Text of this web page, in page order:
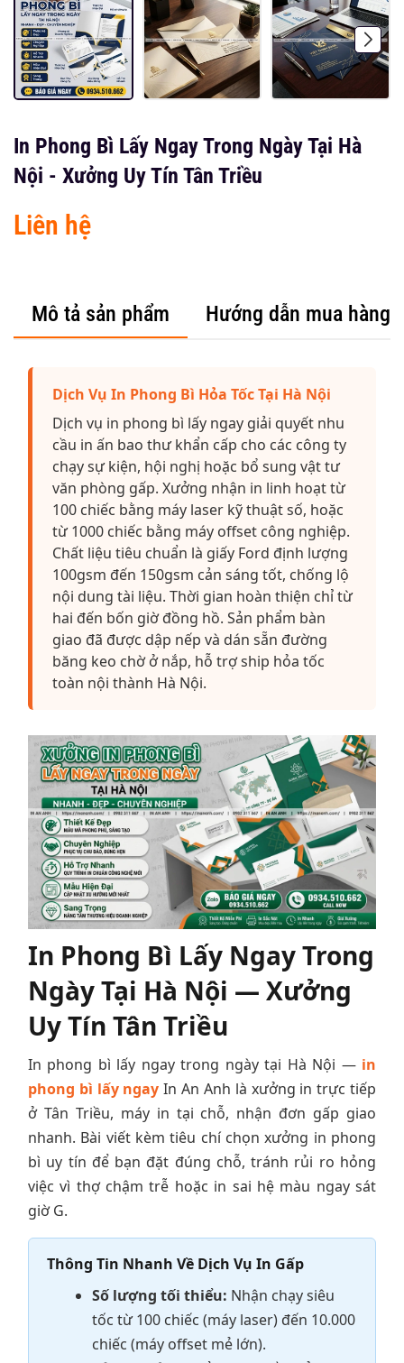
In Phong Bì Lấy Ngay Trong Ngày Tại Hà
Nội - Xưởng Uy Tín Tân Triều
Liên hệ
Mô tả sản phẩm Hướng dẫn mua hàng
Dịch Vụ In Phong Bì Hỏa Tốc Tại Hà Nội
Dịch vụ in phong bì lấy ngay giải quyết nhu
cầu in ấn bao thư khẩn cấp cho các công ty
chạy sự kiện, hội nghị hoặc bổ sung vật tư
văn phòng gấp. Xưởng nhận in linh hoạt từ
100 chiếc bằng máy laser kỹ thuật số, hoặc
từ 1000 chiếc bằng máy offset công nghiệp.
Chất liệu tiêu chuẩn là giấy Ford định lượng
100gsm đến 150gsm cản sáng tốt, chống lộ
nội dung tài liệu. Thời gian hoàn thiện chỉ từ
hai đến bốn giờ đồng hồ. Sản phẩm bàn
giao đã được dập nếp và dán sẵn đường
băng keo chờ ở nắp, hỗ trợ ship hỏa tốc
toàn nội thành Hà Nội.
In Phong Bì Lấy Ngay Trong
Ngày Tại Hà Nội — Xưởng
Uy Tín Tân Triều
In phong bì lấy ngay trong ngày tại Hà Nội — in
phong bì lấy ngay In An Anh là xưởng in trực tiếp
ở Tân Triều, máy in tại chỗ, nhận đơn gấp giao
nhanh. Bài viết kèm tiêu chí chọn xưởng in phong
bì uy tín để bạn đặt đúng chỗ, tránh rủi ro hỏng
việc vì thợ chậm trễ hoặc in sai hệ màu ngay sát
giờ G.
Thông Tin Nhanh Về Dịch Vụ In Gấp
Số lượng tối thiểu: Nhận chạy siêu
tốc từ 100 chiếc (máy laser) đến 10.000
chiếc (máy offset mẻ lớn).